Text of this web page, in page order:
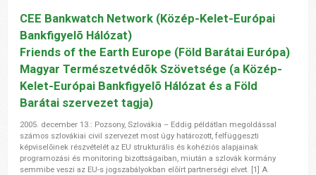
CEE Bankwatch Network (Közép-Kelet-Európai
Bankfigyelõ Hálózat)
Friends of the Earth Europe (Föld Barátai Európa)
Magyar Természetvédõk Szövetsége (a Közép-
Kelet-Európai Bankfigyelõ Hálózat és a Föld
Barátai szervezet tagja)
2005. december 13.: Pozsony, Szlovákia – Eddig példátlan megoldással
számos szlovákiai civil szervezet most úgy határozott, felfüggeszti
képviselõinek részvételét az EU strukturális és kohéziós alapjainak
programozási és monitoring bizottságaiban, miután a szlovák kormány
semmibe veszi az EU-s jogszabályokban elõírt partnerségi elvet. [1] A